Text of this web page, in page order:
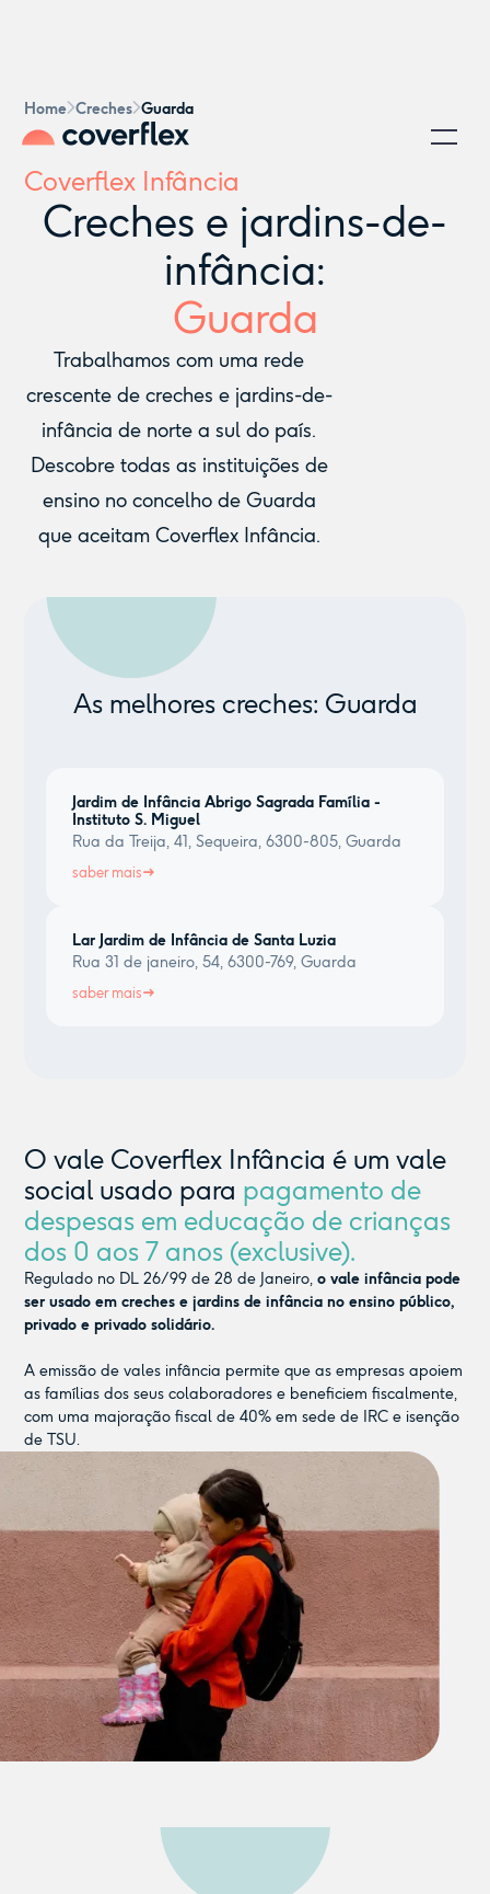
Home Creches Guarda
Coverflex Infância
Creches e jardins-de-
infância:
Guarda
Trabalhamos com uma rede
crescente de creches e jardins-de-
infância de norte a sul do país.
Descobre todas as instituições de
ensino no concelho de Guarda
que aceitam Coverflex Infância.
As melhores creches: Guarda
Jardim de Infância Abrigo Sagrada Família -
Instituto S. Miguel
Rua da Treija, 41, Sequeira, 6300-805, Guarda
saber mais
Lar Jardim de Infância de Santa Luzia
Rua 31 de janeiro, 54, 6300-769, Guarda
saber mais
O vale Coverflex Infância é um vale
social usado para pagamento de
despesas em educação de crianças
dos 0 aos 7 anos (exclusive).
Regulado no DL 26/99 de 28 de Janeiro,o vale infância pode
ser usado em creches e jardins de infância no ensino público,
privado e privado solidário.
A emissão de vales infância permite que as empresas apoiem
as famílias dos seus colaboradores e beneficiem fiscalmente,
com uma majoração fiscal de 40% em sede de IRC e isenção
de TSU.